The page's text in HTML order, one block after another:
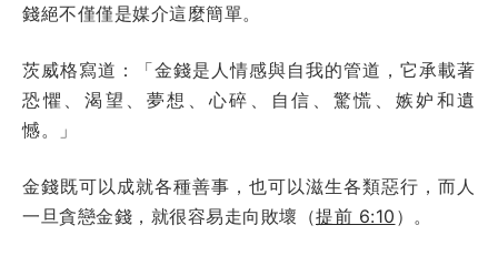
錢絕不僅僅是媒介這麼簡單。
茨威格寫道：「金錢是人情感與自我的管道，它承載著
恐懼、渴望、夢想、心碎、自信、驚慌、嫉妒和遺
憾。」
金錢既可以成就各種善事，也可以滋生各類惡行，而人
一旦貪戀金錢，就很容易走向敗壞（提前 6:10 ）。